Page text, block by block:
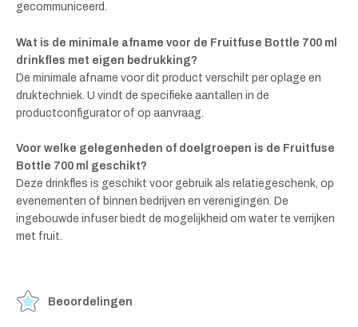
gecommuniceerd.
Wat is de minimale afname voor de Fruitfuse Bottle 700 ml
drinkfles met eigen bedrukking?
De minimale afname voor dit product verschilt per oplage en
druktechniek. U vindt de specifieke aantallen in de
productconfigurator of op aanvraag.
Voor welke gelegenheden of doelgroepen is de Fruitfuse
Bottle 700 ml geschikt?
Deze drinkfles is geschikt voor gebruik als relatiegeschenk, op
evenementen of binnen bedrijven en verenigingen. De
ingebouwde infuser biedt de mogelijkheid om water te verrijken
met fruit.
Beoordelingen